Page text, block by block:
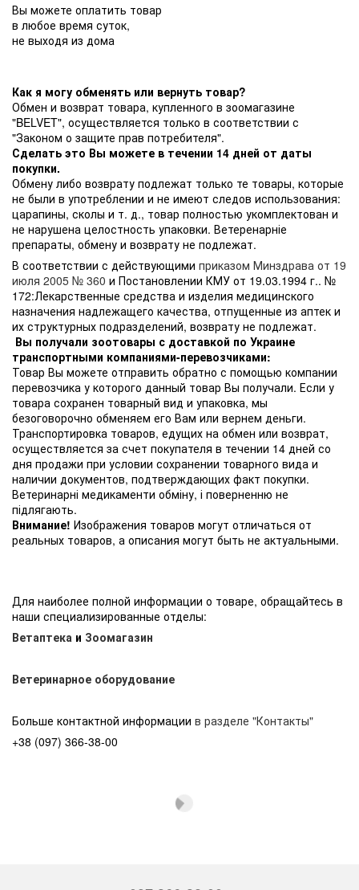
Вы можете оплатить товар
в любое время суток,
не выходя из дома
Как я могу обменять или вернуть товар?
Обмен и возврат товара, купленного в зоомагазине
"BELVET", осуществляется только в соответствии с
"Законом о защите прав потребителя".
Сделать это Вы можете в течении 14 дней от даты
покупки.
Обмену либо возврату подлежат только те товары, которые
не были в употреблении и не имеют следов использования:
царапины, сколы и т. д., товар полностью укомплектован и
не нарушена целостность упаковки. Ветеренарніе
препараты, обмену и возврату не подлежат.
В соответствии с действующими приказом Минздрава от 19
июля 2005 № 360 и Постановлении КМУ от 19.03.1994 г.. №
172:Лекарственные средства и изделия медицинского
назначения надлежащего качества, отпущенные из аптек и
их структурных подразделений, возврату не подлежат.
Вы получали зоотовары с доставкой по Украине
транспортными компаниями-перевозчиками:
Товар Вы можете отправить обратно с помощью компании
перевозчика у которого данный товар Вы получали. Если у
товара сохранен товарный вид и упаковка, мы
безоговорочно обменяем его Вам или вернем деньги.
Транспортировка товаров, едущих на обмен или возврат,
осуществляется за счет покупателя в течении 14 дней со
дня продажи при условии сохранении товарного вида и
наличии документов, подтверждающих факт покупки.
Ветеринарні медикаменти обміну, і поверненню не
підлягають.
Внимание! Изображения товаров могут отличаться от
реальных товаров, а описания могут быть не актуальными.
Для наиболее полной информации о товаре, обращайтесь в
наши специализированные отделы:
Ветаптека и Зоомагазин
Ветеринарное оборудование
Больше контактной информации в разделе "Контакты"
+38 (097) 366-38-00